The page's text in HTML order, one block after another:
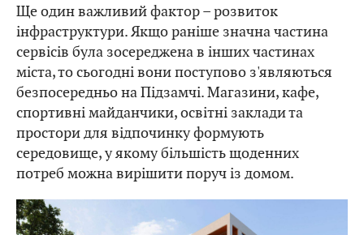
Ще один важливий фактор – розвиток
інфраструктури. Якщо раніше значна частина
сервісів була зосереджена в інших частинах
міста, то сьогодні вони поступово з'являються
безпосередньо на Підзамчі. Магазини, кафе,
спортивні майданчики, освітні заклади та
простори для відпочинку формують
середовище, у якому більшість щоденних
потреб можна вирішити поруч із домом.